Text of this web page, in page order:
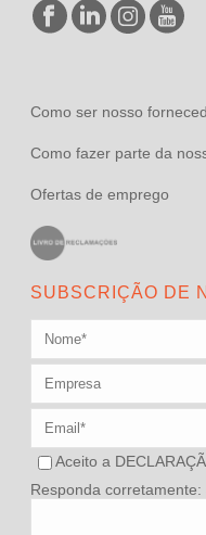
Como ser nosso
Como fazer parte da
Ofertas de emprego
SUBSCRIÇÃO DE
Aceito a
Responda corretamente: